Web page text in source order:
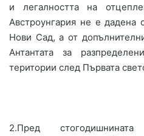
и легалността на
Австроунгария не е дадена
Нови Сад, а от
Антантата за
територии след Първата
2.Пред